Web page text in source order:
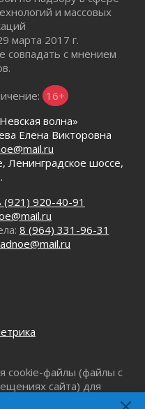
жизни»
подготовку
«Избушка-
к 150-
и массовых
марта 2017 г.
с мнением
16+
волна»
Елена Викторовна
Ленинградское шоссе,
(921) 920-40-91
8 (964) 331-96-31
cookie-файлы (файлы с
сайта) для